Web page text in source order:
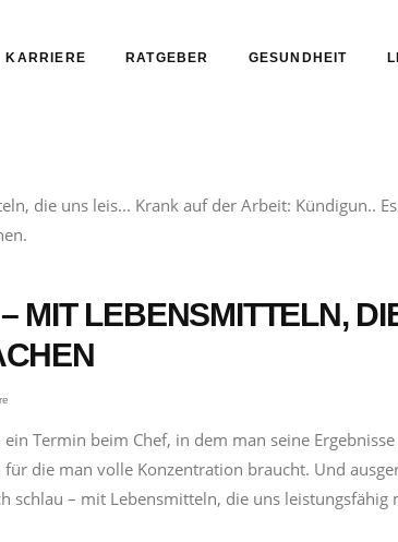
KARRIERE RATGEBER GESUNDHEIT
MIT LEBENSMITTELN,
Termin beim Chef, in dem man seine
die man volle Konzentration braucht. Und
schlau – mit Lebensmitteln, die uns